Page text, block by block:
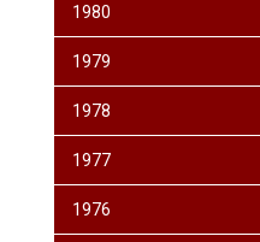
1980
1979
1978
1977
1976